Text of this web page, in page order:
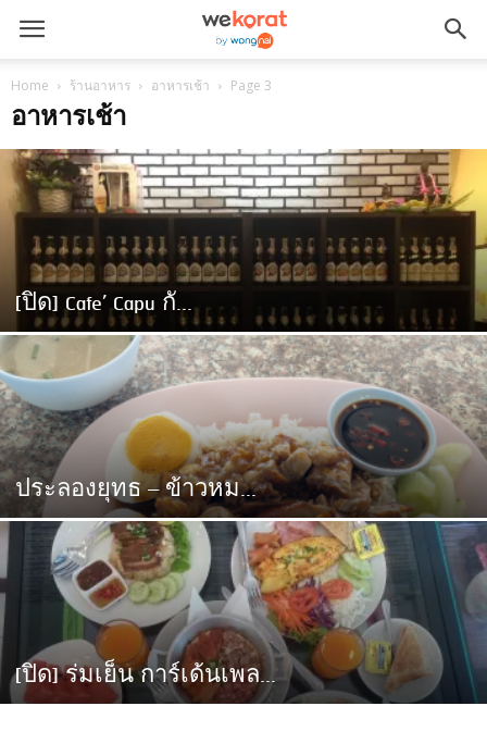
Home ร้านอาหาร อาหารเช้า Page 3
อาหารเช้า
[ปิด] Cafe’ Capu กั...
ประลองยุทธ – ข้าวหม...
[ปิด] ร่มเย็น การ์เด้นเพล...